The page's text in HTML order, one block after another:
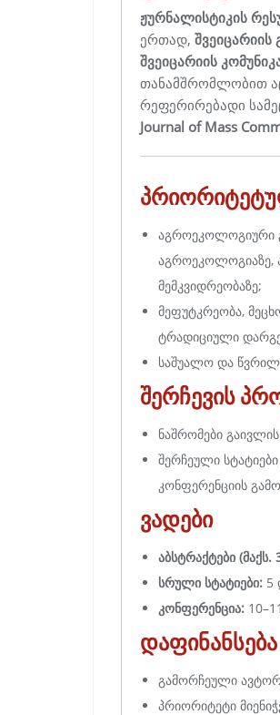
ჟურნალისტიკის
ერთად,
შვეიცარიის
თანამშრომლობით
რეფერირებადი
Journal of Mass
აგროეკოლოგიური
მემკვიდრეობაზე;
მეფუტკრეობა,
ტრადიციული
საშუალო და წვრილ
შერჩევის
ნაშრომები
შერჩეული
კონფერენციის
ვადები
აბსტრაქტები
სრული სტატიები: 5
კონფერენცია:
დაფინანსება
გამორჩეული
პრიორიტეტი